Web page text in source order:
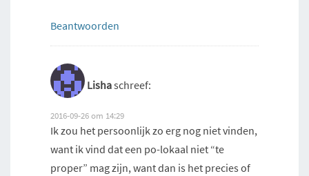
Beantwoorden
Lishaschreef:
2016-09-26 om 14:29
Ik zou het persoonlijk zo erg nog niet vinden,
want ik vind dat een po-lokaal niet “te
proper” mag zijn, want dan is het precies of